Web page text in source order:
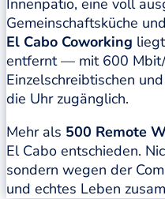
Gemeinschaftsküche
El Cabo Coworking
entfernt — mit 600 Mbit/
Einzelschreibtischen
die Uhr zugänglich.
Mehr als 500 Remote
El Cabo entschieden.
sondern wegen der
und echtes Leben